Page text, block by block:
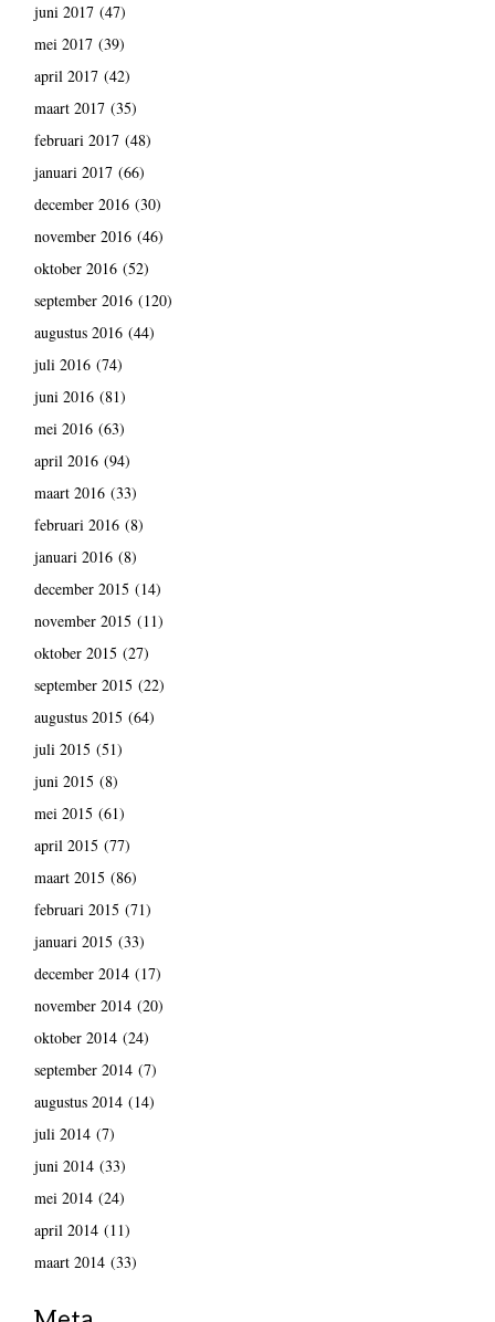
juni 2017(47)
mei 2017(39)
april 2017(42)
maart 2017(35)
februari 2017(48)
januari 2017(66)
december 2016(30)
november 2016(46)
oktober 2016(52)
september 2016(120)
augustus 2016(44)
juli 2016(74)
juni 2016(81)
mei 2016(63)
april 2016(94)
maart 2016(33)
februari 2016(8)
januari 2016(8)
december 2015 (14)
november 2015 (11)
oktober 2015 (27)
september 2015 (22)
augustus 2015 (64)
juli 2015 (51)
juni 2015 (8)
mei 2015 (61)
april 2015 (77)
maart 2015 (86)
februari 2015 (71)
januari 2015 (33)
december 2014(17)
november 2014(20)
oktober 2014(24)
september 2014(7)
augustus 2014(14)
juli 2014(7)
juni 2014(33)
mei 2014(24)
april 2014(11)
maart 2014(33)